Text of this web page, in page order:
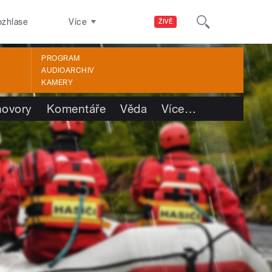
ŽIVĚ
Více
PROGRAM
AUDIOARCHIV
KAMERY
Komentáře Věda Více…